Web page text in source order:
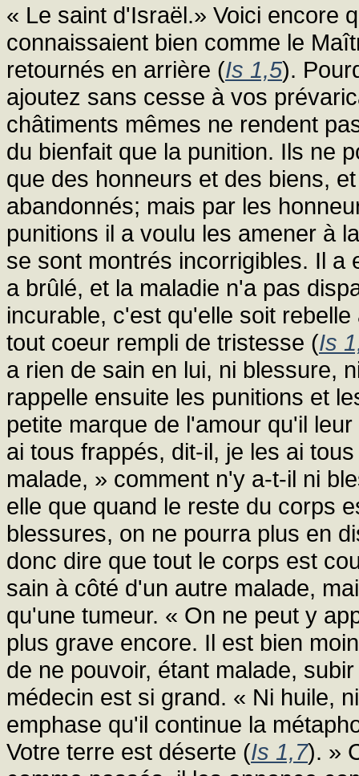
« Le saint d'Israël.» Voici encore
connaissaient bien comme le
retournés en arrière (Is 1,5).
ajoutez sans cesse à vos
châtiments mêmes ne rendent
du bienfait que la punition. Ils ne
que des honneurs et des biens,
abandonnés; mais par les
punitions il a voulu les amener à
se sont montrés incorrigibles. Il a
a brûlé, et la maladie n'a pas
incurable, c'est qu'elle soit
tout coeur rempli de tristesse (Is
a rien de sain en lui, ni blessure,
rappelle ensuite les punitions et
petite marque de l'amour qu'il
ai tous frappés, dit-il, je les ai
malade, » comment n'y a-t-il ni
elle que quand le reste du corps
blessures, on ne pourra plus en
donc dire que tout le corps est
sain à côté d'un autre malade,
qu'une tumeur. « On ne peut y
plus grave encore. Il est bien
de ne pouvoir, étant malade,
médecin est si grand. « Ni huile,
emphase qu'il continue la
Votre terre est déserte (Is 1,7). »